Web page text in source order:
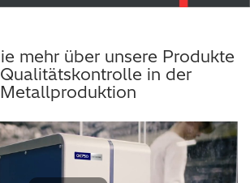
mehr über unsere Produkte
in der
Metallproduktion